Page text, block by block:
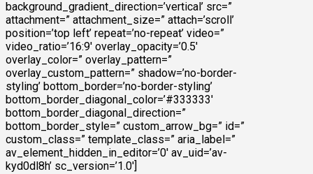
background_gradient_direction=’vertical’ src=”
attachment=” attachment_size=” attach=’scroll’
position=’top left’ repeat=’no-repeat’ video=”
video_ratio=’16:9′ overlay_opacity=’0.5′
overlay_color=” overlay_pattern=”
overlay_custom_pattern=” shadow=’no-border-
styling’ bottom_border=’no-border-styling’
bottom_border_diagonal_color=’#333333′
bottom_border_diagonal_direction=”
bottom_border_style=” custom_arrow_bg=” id=”
custom_class=” template_class=” aria_label=”
av_element_hidden_in_editor=’0′ av_uid=’av-
kyd0dl8h’ sc_version=’1.0′]